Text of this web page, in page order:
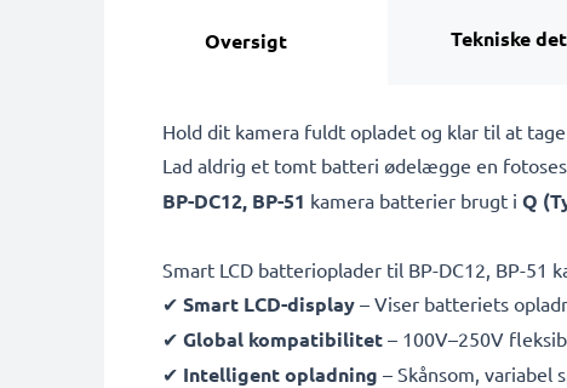
Oversigt Tekniske
Hold dit kamera fuldt opladet og klar til at
Lad aldrig et tomt batteri ødelægge en
BP-DC12, BP-51 kamera batterier brugt i Q
Smart LCD batterioplader til BP-DC12, BP-51
✔ Smart LCD-display – Viser batteriets
✔ Global kompatibilitet – 100V–250V
✔ Intelligent opladning – Skånsom,